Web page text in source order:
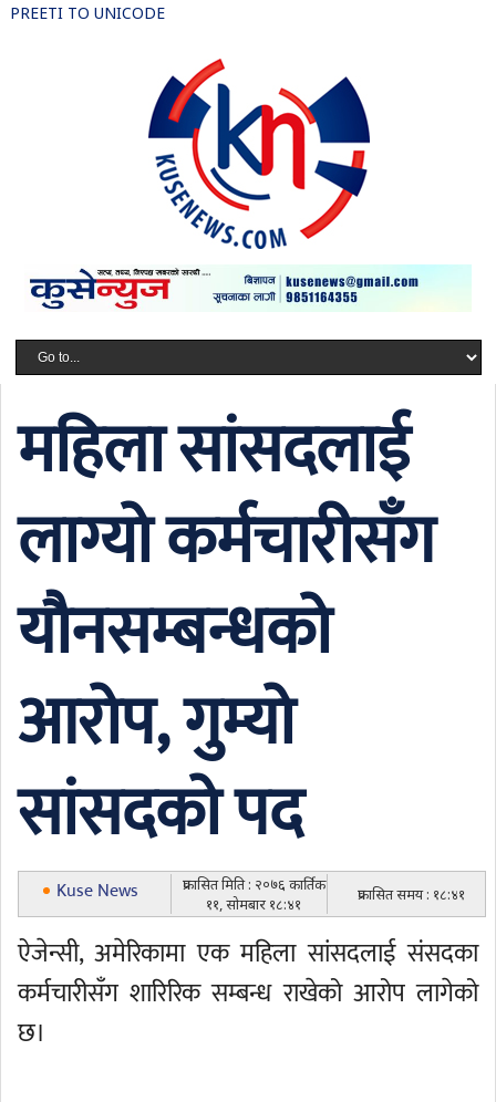
PREETI TO UNICODE
महिला सांसदलाई
लाग्यो कर्मचारीसँग
यौनसम्बन्धको
आरोप, गुम्यो
सांसदको पद
Kuse News
प्रकासित मिति : २०७६ कार्तिक
११, सोमबार १८:४१
प्रकासित समय : १८:४१
ऐजेन्सी, अमेरिकामा एक महिला सांसदलाई संसदका
कर्मचारीसँग शारिरिक सम्बन्ध राखेको आरोप लागेको
छ।